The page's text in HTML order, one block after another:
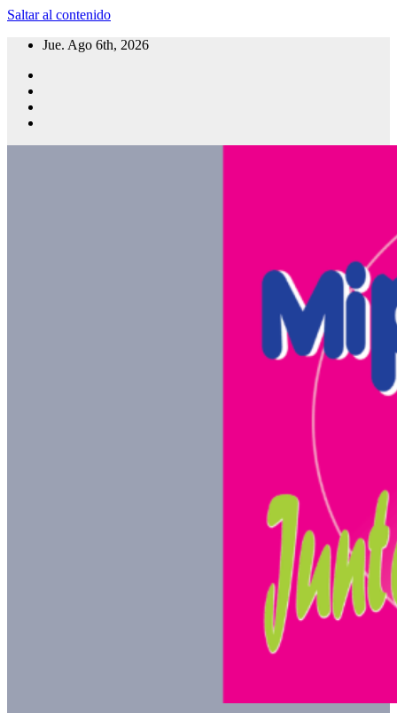
Saltar al contenido
Jue. Ago 6th, 2026